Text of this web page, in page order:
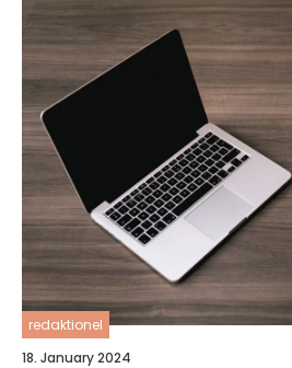
redaktionel
18. January 2024